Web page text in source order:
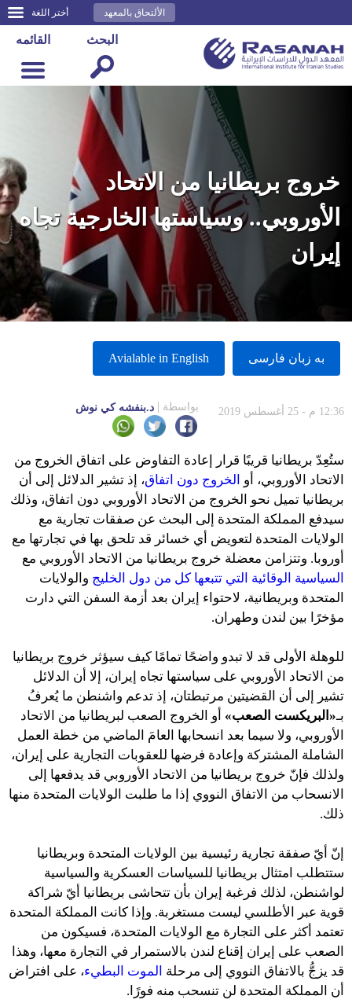
أختر اللغة الألتحاق بالمعهد
القائمه البحث
خروج بريطانيا من الاتحاد
الأوروبي.. وسياستها الخارجية تجاه
إيران
به زبان فارسى Avialable in English
12:36 م - 25 أغسطس 2019 بواسطة د.بنفشه كي نوش
ستُعِدّ بريطانيا قريبًا قرار إعادة التفاوض على اتفاق الخروج من
الاتحاد الأوروبي، أو الخروج دون اتفاق، إذ تشير الدلائل إلى أن
بريطانيا تميل نحو الخروج من الاتحاد الأوروبي دون اتفاق، وذلك
سيدفع المملكة المتحدة إلى البحث عن صفقات تجارية مع
الولايات المتحدة لتعويض أي خسائر قد تلحق بها في تجارتها مع
أوروبا. وتتزامن معضلة خروج بريطانيا من الاتحاد الأوروبي مع
السياسية الوقائية التي تتبعها كل من دول الخليج والولايات
المتحدة وبريطانية، لاحتواء إيران بعد أزمة السفن التي دارت
مؤخرًا بين لندن وطهران.
للوهلة الأولى قد لا تبدو واضحًا تمامًا كيف سيؤثر خروج بريطانيا
من الاتحاد الأوروبي على سياستها تجاه إيران، إلا أن الدلائل
تشير إلى أن القضيتين مرتبطتان، إذ تدعم واشنطن ما يُعرفُ
بـ«البريكست الصعب» أو الخروج الصعب لبريطانيا من الاتحاد
الأوروبي، ولا سيما بعد انسحابها العامَ الماضي من خطة العمل
الشاملة المشتركة وإعادة فرضها للعقوبات التجارية على إيران،
ولذلك فإنّ خروج بريطانيا من الاتحاد الأوروبي قد يدفعها إلى
الانسحاب من الاتفاق النووي إذا ما طلبت الولايات المتحدة منها
ذلك.
إنّ أيّ صفقة تجارية رئيسية بين الولايات المتحدة وبريطانيا
ستتطلب امتثال بريطانيا للسياسات العسكرية والسياسية
لواشنطن، لذلك فرغبة إيران بأن تتحاشى بريطانيا أيّ شراكة
قوية عبر الأطلسي ليست مستغربة. وإذا كانت المملكة المتحدة
تعتمد أكثر على التجارة مع الولايات المتحدة، فسيكون من
الصعب على إيران إقناع لندن بالاستمرار في التجارة معها، وهذا
قد يزجُّ بالاتفاق النووي إلى مرحلة الموت البطيء، على افتراض
أن المملكة المتحدة لن تنسحب منه فورًا.